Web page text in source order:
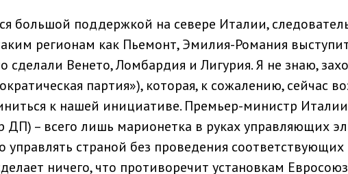
большой поддержкой на севере Италии,
регионам как Пьемонт, Эмилия-Романия
сделали Венето, Ломбардия и Лигурия. Я не знаю,
партия»), которая, к сожалению, сейчас
к нашей инициативе. Премьер-министр
ДП) – всего лишь марионетка в руках управляющих
управлять страной без проведения
ничего, что противоречит установкам